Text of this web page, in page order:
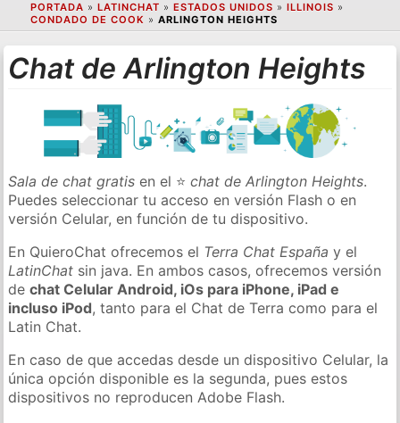
PORTADA » LATINCHAT » ESTADOS UNIDOS » ILLINOIS »
CONDADO DE COOK » ARLINGTON HEIGHTS
Chat de Arlington Heights
Sala de chat gratis en el ⭐chat de Arlington Heights.
Puedes seleccionar tu acceso en versión Flash o en
versión Celular, en función de tu dispositivo.
En QuieroChat ofrecemos el Terra Chat España y el
LatinChat sin java. En ambos casos, ofrecemos versión
dechat Celular Android, iOs para iPhone, iPad e
incluso iPod, tanto para el Chat de Terra como para el
Latin Chat.
En caso de que accedas desde un dispositivo Celular, la
única opción disponible es la segunda, pues estos
dispositivos no reproducen Adobe Flash.